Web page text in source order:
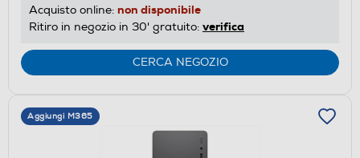
Acquisto online: non disponibile
Ritiro in negozio in 30' gratuito: verifica
CERCA NEGOZIO
Aggiungi M365